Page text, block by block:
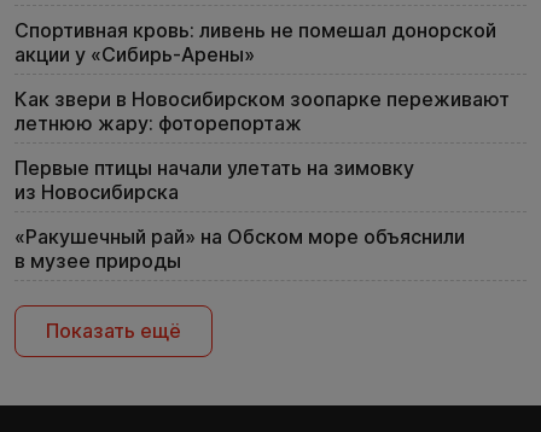
Спортивная кровь: ливень не помешал донорской
акции у «Сибирь-Арены»
Как звери в Новосибирском зоопарке переживают
летнюю жару: фоторепортаж
Первые птицы начали улетать на зимовку
из Новосибирска
«Ракушечный рай» на Обском море объяснили
в музее природы
Показать ещё